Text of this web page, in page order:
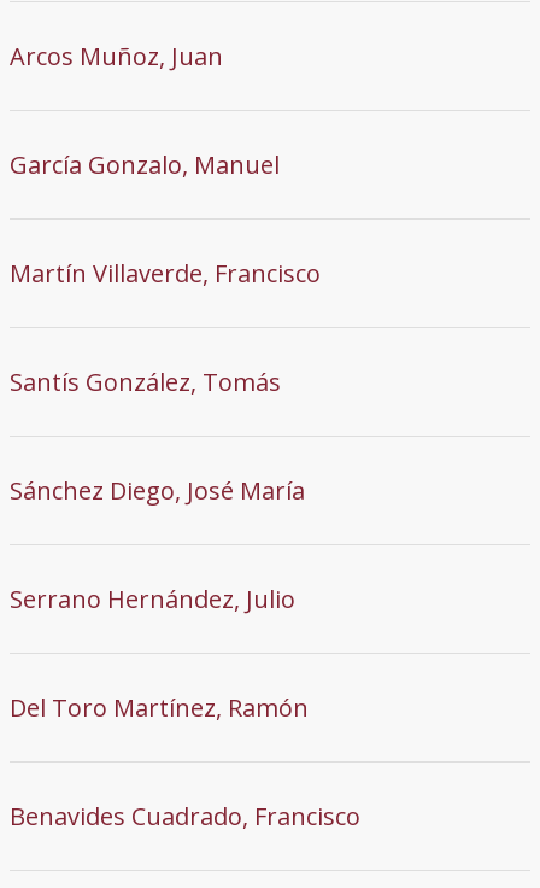
Arcos Muñoz, Juan
García Gonzalo, Manuel
Martín Villaverde, Francisco
Santís González, Tomás
Sánchez Diego, José María
Serrano Hernández, Julio
Del Toro Martínez, Ramón
Benavides Cuadrado, Francisco